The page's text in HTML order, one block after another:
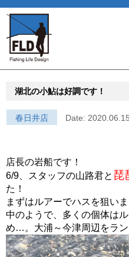
湖北の小鮎は好調です！
春日井店 Date:
店長の岩船です！
6/9、スタッフの山路君と 琵
た！
まずはルアーでハスを狙い
中のようで、多くの個体は
め…。大浦～今津周辺をラン